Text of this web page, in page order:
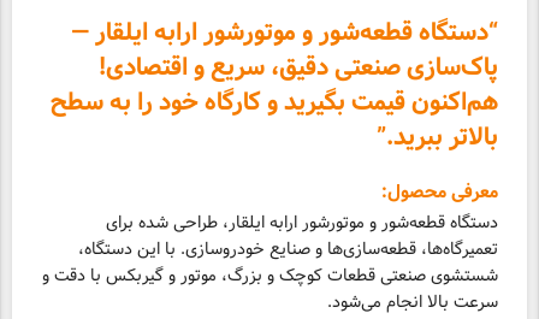
“دستگاه قطعه‌شور و موتورشور ارابه ایلقار —
پاک‌سازی صنعتی دقیق، سریع و اقتصادی!
هم‌اکنون قیمت بگیرید و کارگاه خود را به سطح
بالاتر ببرید.”
معرفی محصول:
دستگاه قطعه‌شور و موتور‌شور ارابه ایلقار، طراحی شده برای
تعمیرگاه‌ها، قطعه‌سازی‌ها و صنایع خودروسازی. با این دستگاه،
شستشوی صنعتی قطعات کوچک و بزرگ، موتور و گیربکس با دقت و
سرعت بالا انجام می‌شود.